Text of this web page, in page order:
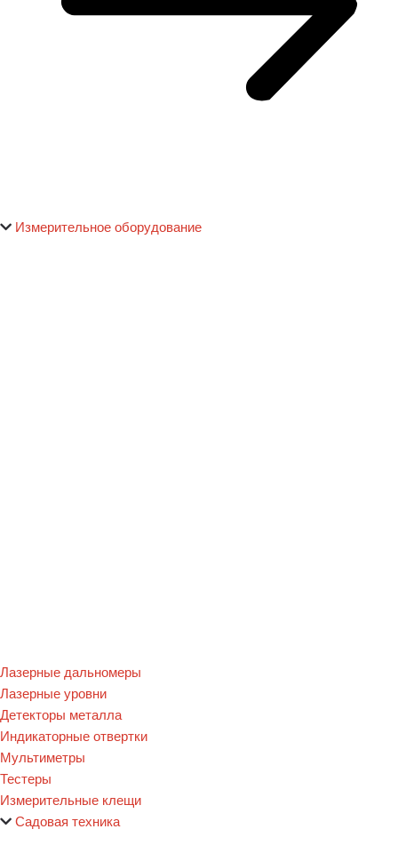
Измерительное оборудование
Лазерные дальномеры
Лазерные уровни
Детекторы металла
Индикаторные отвертки
Мультиметры
Тестеры
Измерительные клещи
Садовая техника